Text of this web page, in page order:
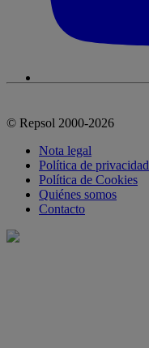
© Repsol 2000-2026
Nota legal
Política de privacidad
Política de Cookies
Quiénes somos
Contacto